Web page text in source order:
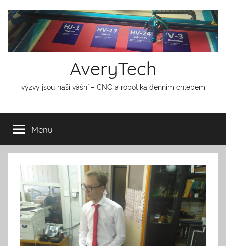
obsahu
AveryTech
výzvy jsou naší vášní – CNC a robotika denním chlebem
Menu